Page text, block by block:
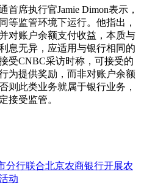
首席执行官Jamie Dimon表示，
等监管环境下运行。他指出，
对账户余额支付收益，本质与
息无异，应适用与银行相同的
受CNBC采访时称，可接受的
为提供奖励，而非对账户余额
则此类业务就属于银行业务，
接受监管。
分行联合北京农商银行开展农
动